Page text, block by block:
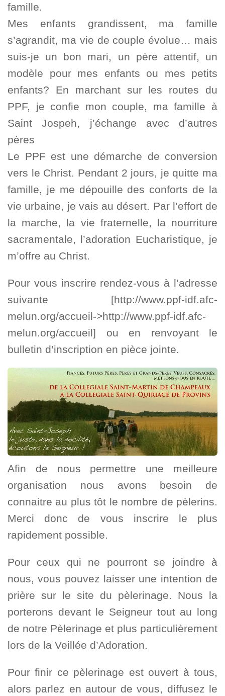
famille.
Mes enfants grandissent, ma famille
s’agrandit, ma vie de couple évolue… mais
suis-je un bon mari, un père attentif, un
modèle pour mes enfants ou mes petits
enfants? En marchant sur les routes du
PPF, je confie mon couple, ma famille à
Saint Jospeh, j’échange avec d’autres
pères
Le PPF est une démarche de conversion
vers le Christ. Pendant 2 jours, je quitte ma
famille, je me dépouille des conforts de la
vie urbaine, je vais au désert. Par l’effort de
la marche, la vie fraternelle, la nourriture
sacramentale, l’adoration Eucharistique, je
m’offre au Christ.
Pour vous inscrire rendez-vous à l’adresse
suivante [http://www.ppf-idf.afc-
melun.org/accueil->http://www.ppf-idf.afc-
melun.org/accueil] ou en renvoyant le
bulletin d’inscription en pièce jointe.
Afin de nous permettre une meilleure
organisation nous avons besoin de
connaitre au plus tôt le nombre de pèlerins.
Merci donc de vous inscrire le plus
rapidement possible.
Pour ceux qui ne pourront se joindre à
nous, vous pouvez laisser une intention de
prière sur le site du pèlerinage. Nous la
porterons devant le Seigneur tout au long
de notre Pèlerinage et plus particulièrement
lors de la Veillée d’Adoration.
Pour finir ce pèlerinage est ouvert à tous,
alors parlez en autour de vous, diffusez le